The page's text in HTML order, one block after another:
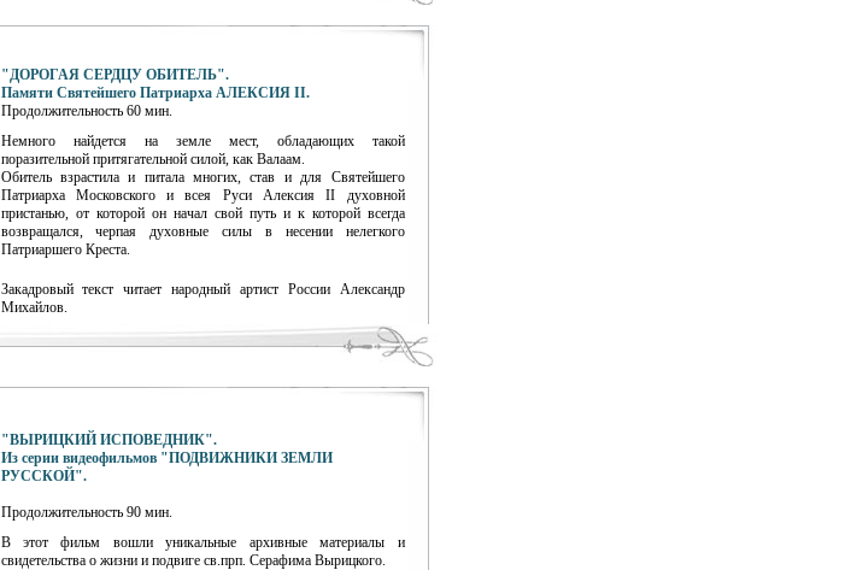
"ДОРОГАЯ СЕРДЦУ ОБИТЕЛЬ".
Памяти Святейшего Патриарха АЛЕКСИЯ II.
Продолжительность 60 мин.
Немного найдется на земле мест, обладающих такой
поразительной притягательной силой, как Валаам.
Обитель взрастила и питала многих, став и для Святейшего
Патриарха Московского и всея Руси Алексия II духовной
пристанью, от которой он начал свой путь и к которой всегда
возвращался, черпая духовные силы в несении нелегкого
Патриаршего Креста.
Закадровый текст читает народный артист России Александр
Михайлов.
"ВЫРИЦКИЙ ИСПОВЕДНИК".
Из серии видеофильмов "ПОДВИЖНИКИ ЗЕМЛИ
РУССКОЙ".
Продолжительность 90 мин.
В этот фильм вошли уникальные архивные материалы и
свидетельства о жизни и подвиге св.прп. Серафима Вырицкого.